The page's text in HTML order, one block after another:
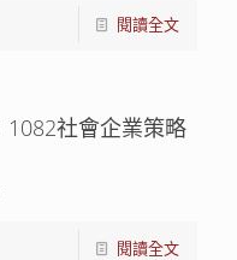
閱讀全文
1082社會企業策略
閱讀全文